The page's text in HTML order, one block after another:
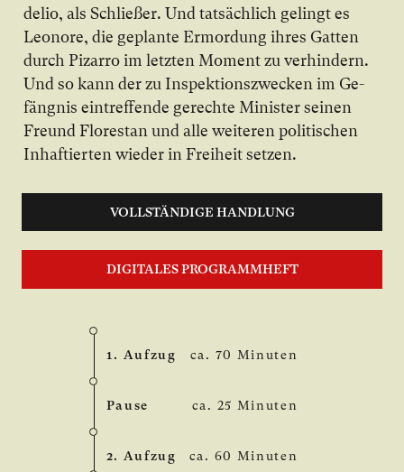
de­lio, als Schlie­ßer. Und tat­säch­lich ge­lingt es
Leo­no­re, die ge­plan­te Er­mor­dung ih­res Gat­ten
durch Pi­zar­ro im letz­ten Mo­ment zu ver­hin­dern.
Und so kann der zu In­spek­ti­ons­zwe­cken im Ge­
fäng­nis ein­tref­fen­de ge­rech­te Mi­nis­ter sei­nen
Freund Flo­res­tan und al­le wei­te­ren po­li­ti­schen
In­haf­tier­ten wie­der in Frei­heit set­zen.
VOLLSTÄNDIGE HANDLUNG
DIGITALES PROGRAMMHEFT
1. Aufzug ca. 70 Minuten
Pause ca. 25 Minuten
2. Aufzug ca. 60 Minuten